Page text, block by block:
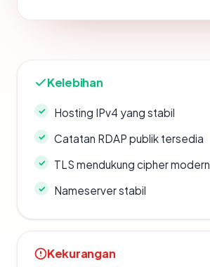
Kelebihan
Hosting IPv4 yang stabil
Catatan RDAP publik tersedia
TLS mendukung cipher modern
Nameserver stabil
Kekurangan